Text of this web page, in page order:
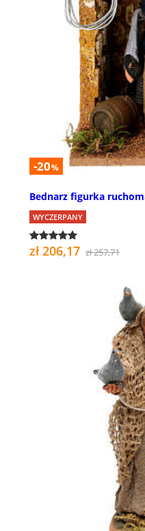
-20%
Bednarz figurka
WYCZERPANY
zł 206,17 zł 257,71